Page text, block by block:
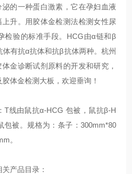
泌的一种蛋白激素，它在孕妇血液
升。用胶体金检测法检测女性尿
检验的标准手段。HCG由α链和β
有抗α抗体和抗β抗体两种。杭州
金诊断试剂原料的开发和研究，
体金检测大板，欢迎垂询！
：T线由鼠抗α-HCG 包被，鼠抗β-H
包被。规格为：条子：300mm*80
。
关产品目录：